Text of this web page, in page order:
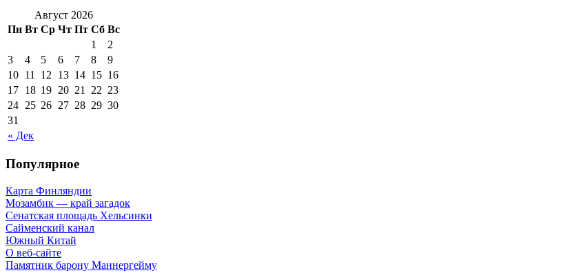
Август 2026
Пн Вт Ср Чт Пт Сб Вс
« Дек
1
2
3
4 5 6 7 8
9
10 11 12 13 14 15 16
17 18 19 20 21 22 23
24 25 26 27 28 29 30
31
Популярное
Карта Финляндии
Мозамбик — край загадок
Сенатская площадь Хельсинки
Сайменский канал
Южный Китай
О веб-сайте
Памятник барону Маннергейму